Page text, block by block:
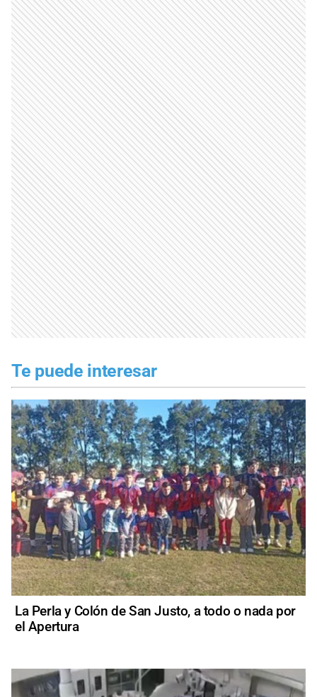
Te puede interesar
La Perla y Colón de San Justo, a todo o nada por
el Apertura